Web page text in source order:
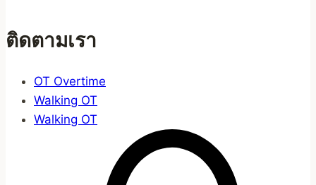
ติดตามเรา
OT Overtime
Walking OT
Walking OT